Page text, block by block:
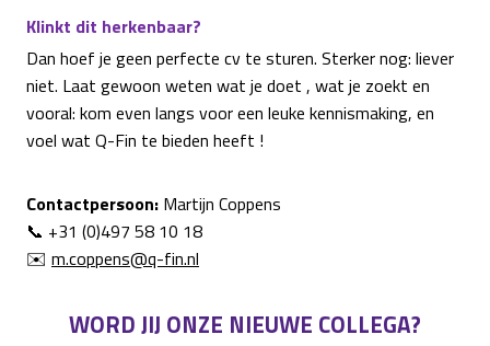
Klinkt dit herkenbaar?
Dan hoef je geen perfecte cv te sturen. Sterker nog: liever
niet. Laat gewoon weten wat je doet , wat je zoekt en
vooral: kom even langs voor een leuke kennismaking, en
voel wat Q-Fin te bieden heeft !
Contactpersoon: Martijn Coppens
📞 +31 (0)497 58 10 18
✉️ m.coppens@q-fin.nl
WORD JIJ ONZE NIEUWE COLLEGA?